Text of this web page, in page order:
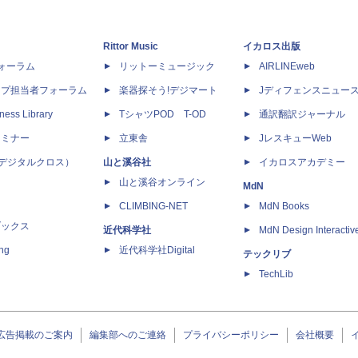
ーラム
担当者フォーラム
Library
ナー
ジタルクロス）
クス
Rittor Music
リットーミュージック
楽器探そう!デジマート
TシャツPOD T-OD
立東舎
山と溪谷社
山と溪谷オンライン
CLIMBING-NET
近代科学社
近代科学社Digital
イカロス出版
AIRLINEweb
Jディフェンスニュー
通訳翻訳ジャーナル
JレスキューWeb
イカロスアカデミー
MdN
MdN Books
MdN Design
テックリブ
TechLib
告掲載のご案内 編集部へのご連絡 プライバシーポリシー 会社概要